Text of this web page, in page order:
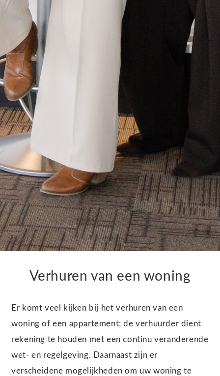
Verhuren van een woning
Er komt veel kijken bij het verhuren van een
woning of een appartement; de verhuurder dient
rekening te houden met een continu veranderende
wet- en regelgeving. Daarnaast zijn er
verscheidene mogelijkheden om uw woning te